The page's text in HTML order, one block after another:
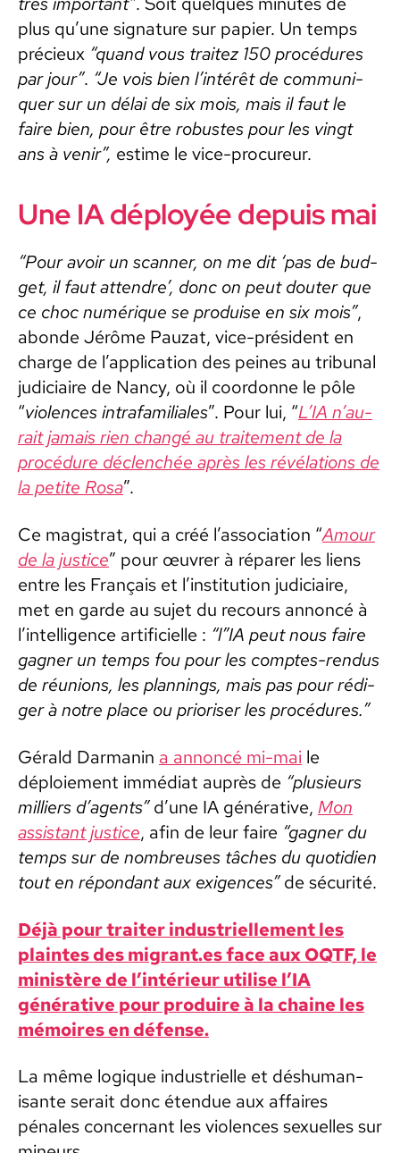
plus qu’une sig­na­ture sur papi­er. Un temps
pré­cieux “quand vous traitez 150 procé­dures
par jour”. “Je vois bien l’in­térêt de com­mu­ni­
quer sur un délai de six mois, mais il faut le
faire bien, pour être robustes pour les vingt
ans à venir”, estime le vice-pro­cureur.
Une IA déployée depuis mai
“Pour avoir un scan­ner, on me dit ‘pas de bud­
get, il faut atten­dre’, donc on peut douter que
ce choc numérique se pro­duise en six mois”,
abonde Jérôme Pauzat, vice-prési­dent en
charge de l’ap­pli­ca­tion des peines au tri­bunal
judi­ci­aire de Nan­cy, où il coor­donne le pôle
“vio­lences intrafa­mil­iales”. Pour lui, “L’IA n’au­
rait jamais rien changé au traite­ment de la
procé­dure déclenchée après les révéla­tions de
la petite Rosa”.
Ce mag­is­trat, qui a créé l’as­so­ci­a­tion “Amour
de la jus­tice” pour œuvr­er à répar­er les liens
entre les Français et l’in­sti­tu­tion judi­ci­aire,
met en garde au sujet du recours annon­cé à
l’in­tel­li­gence arti­fi­cielle : “l”IA peut nous faire
gag­n­er un temps fou pour les comptes-ren­dus
de réu­nions, les plan­nings, mais pas pour rédi­
ger à notre place ou pri­oris­er les procé­dures.”
Gérald Dar­manin a annon­cé mi-mai le
déploiement immé­di­at auprès de “plusieurs
mil­liers d’a­gents”d’une IA généra­tive, Mon
assis­tant jus­tice, afin de leur faire “gag­n­er du
temps sur de nom­breuses tâch­es du quo­ti­di­en
tout en répon­dant aux exi­gences”de sécu­rité.
Déjà pour traiter indus­trielle­ment les
plaintes des migrant.es face aux OQTF, le
min­istère de l’intérieur utilise l’IA
généra­tive pour pro­duire à la chaine les
mémoires en défense.
La même logique indus­trielle et déshu­man­
isante serait donc éten­due aux affaires
pénales con­cer­nant les vio­lences sex­uelles sur